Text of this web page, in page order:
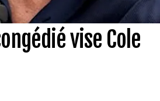
vise Cole